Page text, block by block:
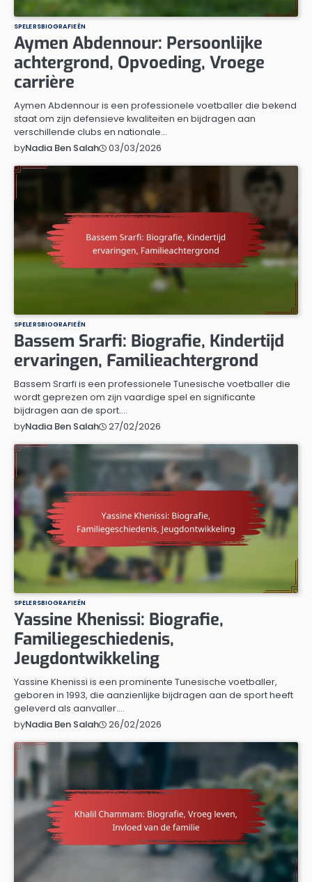
SPELERSBIOGRAFIEËN
Aymen Abdennour: Persoonlijke
achtergrond, Opvoeding, Vroege
carrière
Aymen Abdennour is een professionele voetballer die bekend
staat om zijn defensieve kwaliteiten en bijdragen aan
verschillende clubs en nationale…
byNadia Ben Salah 03/03/2026
SPELERSBIOGRAFIEËN
Bassem Srarfi: Biografie, Kindertijd
ervaringen, Familieachtergrond
Bassem Srarfi is een professionele Tunesische voetballer die
wordt geprezen om zijn vaardige spel en significante
bijdragen aan de sport.…
byNadia Ben Salah 27/02/2026
SPELERSBIOGRAFIEËN
Yassine Khenissi: Biografie,
Familiegeschiedenis,
Jeugdontwikkeling
Yassine Khenissi is een prominente Tunesische voetballer,
geboren in 1993, die aanzienlijke bijdragen aan de sport heeft
geleverd als aanvaller.…
byNadia Ben Salah 26/02/2026